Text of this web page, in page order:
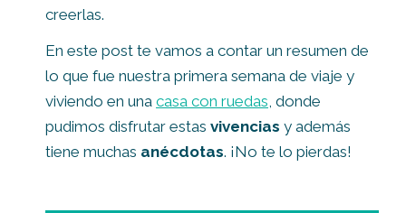
creerlas.
En este post te vamos a contar un resumen de
lo que fue nuestra primera semana de viaje y
viviendo en una casa con ruedas , donde
pudimos disfrutar estas vivencias y además
tiene muchas anécdotas. ¡No te lo pierdas!